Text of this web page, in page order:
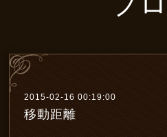
2015-02-16 00:19:00
移動距離